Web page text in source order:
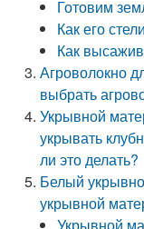
Готовим
Как его
Как
Агроволокно
выбрать
Укрывной
укрывать
ли это делать?
Белый
укрывной